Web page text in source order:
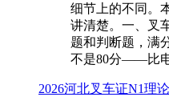
细节上的不同。
讲清楚。一、叉
题和判断题，满
不是80分——比
2026河北叉车证N1理